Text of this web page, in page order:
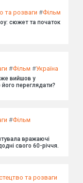
та розваги #Фільм
сюжет та початок
#Фільм #Україна
вийшов у
переглядати?
#Фільм
вражаючі
свого 60-річчя.
та розваги